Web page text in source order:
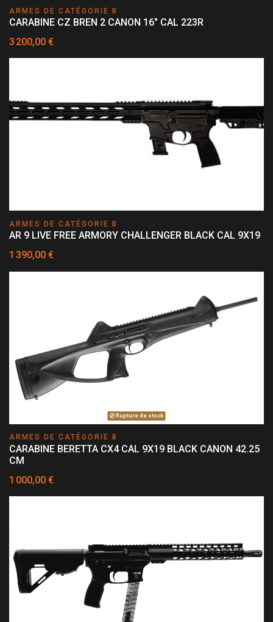
ARMES DE CATÉGORIE B
CARABINE CZ BREN 2 CANON 16" CAL 223R
3 200,00 €
ARMES DE CATÉGORIE B
AR 9 LIVE FREE ARMORY CHALLENGER BLACK CAL 9X19
1 390,00 €
Rupture de stock
ARMES DE CATÉGORIE B
CARABINE BERETTA CX4 CAL 9X19 BLACK CANON 42.25
CM
1 000,00 €